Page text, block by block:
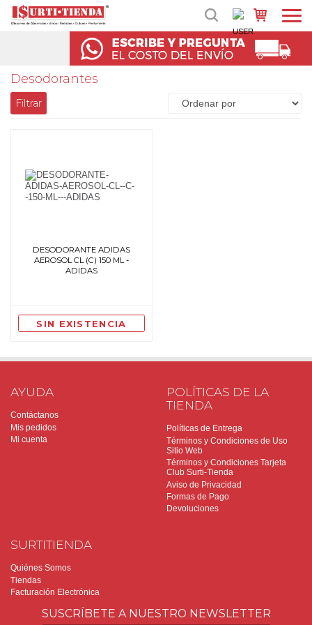
Desodorantes
Filtrar
DESODORANTE ADIDAS
AEROSOL CL (C) 150 ML -
ADIDAS
SIN EXISTENCIA
SUSCRÍBETE A NUESTRO NEWSLETTER
AYUDA
Contáctanos
Mis pedidos
Mi cuenta
POLÍTICAS DE LA
TIENDA
Políticas de Entrega
Términos y Condiciones de Uso
Sitio Web
Términos y Condiciones Tarjeta
Club Surti-Tienda
Aviso de Privacidad
Formas de Pago
Devoluciones
SURTITIENDA
Quiénes Somos
Tiendas
Facturación Electrónica